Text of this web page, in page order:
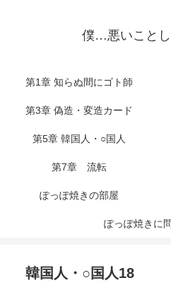
僕…悪いことし
第1章 知らぬ間にゴト師
第3章 偽造・変造カード
第5章 韓国人・○国人
第7章 流転
ぽっぽ焼きの部屋
ぽっぽ焼きに
韓国人・○国人18